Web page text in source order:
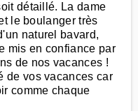
détaillé. La dame
le boulanger très
naturel bavard,
mis en confiance par
de nos vacances !
de vos vacances car
comme chaque